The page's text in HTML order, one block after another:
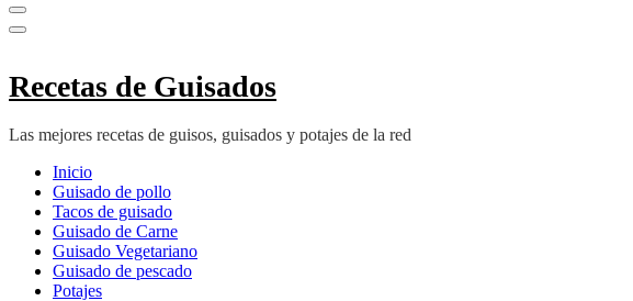
Recetas de Guisados
Las mejores recetas de guisos, guisados y potajes de la red
Inicio
Guisado de pollo
Tacos de guisado
Guisado de Carne
Guisado Vegetariano
Guisado de pescado
Potajes